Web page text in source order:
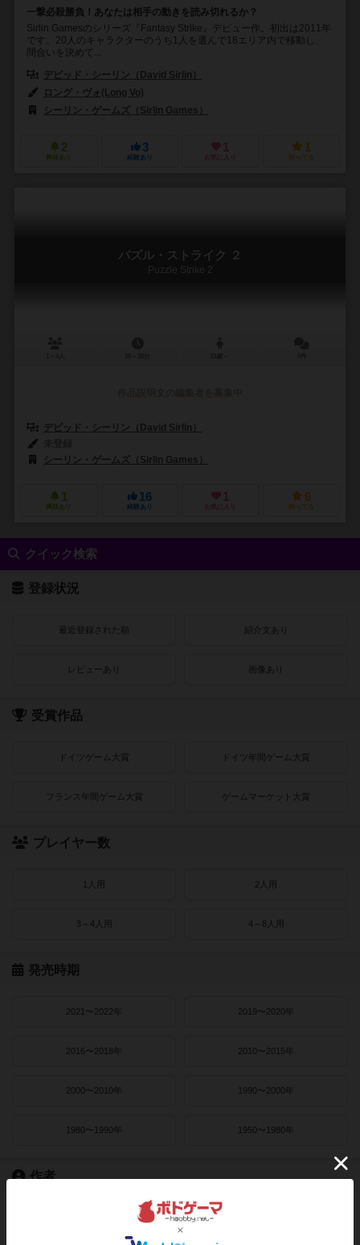
一撃必殺勝負！あなたは相手の動きを読み切れるか？
Sirlin Gamesのシリーズ『Fantasy Strike』デビュー作。初出は2011年
です。20人のキャラクターのうち1人を選んで18エリア内で移動し、
間合いを決めて...
デビッド・シーリン（David Sirlin）
ロング・ヴォ(Long Vo)
シーリン・ゲームズ（Sirlin Games）
2
興味あり
3
経験あり
1
お気に入り
1
持ってる
パズル・ストライク ２
Puzzle Strike 2
デビッド・シーリン（David Sirlin）
シーリン・ゲームズ（Sirlin Games）
1
興味あり
16
経験あり
1
お気に入り
6
持ってる
クイック検索
登録状況
最近登録された順 紹介文あり
レビューあり 画像あり
受賞作品
ドイツゲーム大賞 ドイツ年間ゲーム大賞
フランス年間ゲーム大賞 ゲームマーケット大賞
プレイヤー数
1人用 2人用
3～4人用 4～8人用
発売時期
2021〜2022年 2019〜2020年
2016〜2018年 2010〜2015年
2000〜2010年 1990〜2000年
1980〜1990年 1950〜1980年
作者
ライナー・クニツィア